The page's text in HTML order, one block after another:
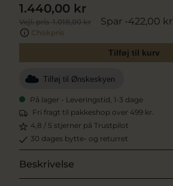
Vejl. pris1.018,00 kr Spar -422,00 kr
1.440,00 kr
Chokpris
Tilføj til kurv
Tilføj til Ønskeskyen
På lager - Leveringstid, 1-3 dage
Fri fragt til pakkeshop over 499 kr.
4,8 / 5 stjerner på Trustpilot
30 dages bytte- og returret
Beskrivelse